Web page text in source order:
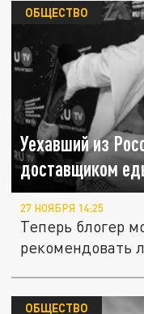
Уехавший из
доставщиком
ОБЩЕСТВО
27 НОЯБРЯ 14:25
Теперь блогер
рекомендовать
ОБЩЕСТВО